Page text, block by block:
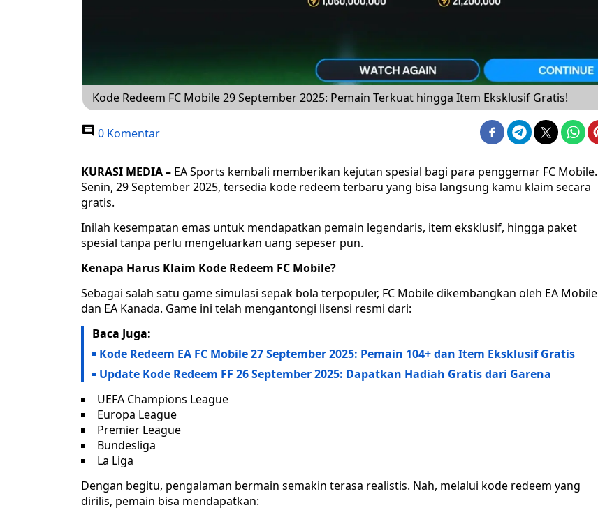
Kode Redeem FC Mobile 29 September 2025: Pemain Terkuat hingga Item Eksklusif Gratis!
0 Komentar
KURASI MEDIA – EA Sports kembali memberikan kejutan spesial bagi para penggemar FC Mobile.
Senin, 29 September 2025, tersedia kode redeem terbaru yang bisa langsung kamu klaim secara
gratis.
Inilah kesempatan emas untuk mendapatkan pemain legendaris, item eksklusif, hingga paket
spesial tanpa perlu mengeluarkan uang sepeser pun.
Kenapa Harus Klaim Kode Redeem FC Mobile?
Sebagai salah satu game simulasi sepak bola terpopuler, FC Mobile dikembangkan oleh EA Mobile
dan EA Kanada. Game ini telah mengantongi lisensi resmi dari:
Baca Juga:
Kode Redeem EA FC Mobile 27 September 2025: Pemain 104+ dan Item Eksklusif Gratis
Update Kode Redeem FF 26 September 2025: Dapatkan Hadiah Gratis dari Garena
UEFA Champions League
Europa League
Premier League
Bundesliga
La Liga
Dengan begitu, pengalaman bermain semakin terasa realistis. Nah, melalui kode redeem yang
dirilis, pemain bisa mendapatkan: